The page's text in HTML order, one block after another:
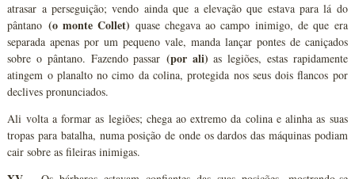
atrasar a perseguição; vendo ainda que a elevação que estava para lá do
pântano (o monte Collet) quase chegava ao campo inimigo, de que era
separada apenas por um pequeno vale, manda lançar pontes de caniçados
sobre o pântano. Fazendo passar (por ali) as legiões, estas rapidamente
atingem o planalto no cimo da colina, protegida nos seus dois flancos por
declives pronunciados.
Ali volta a formar as legiões; chega ao extremo da colina e alinha as suas
tropas para batalha, numa posição de onde os dardos das máquinas podiam
cair sobre as fileiras inimigas.